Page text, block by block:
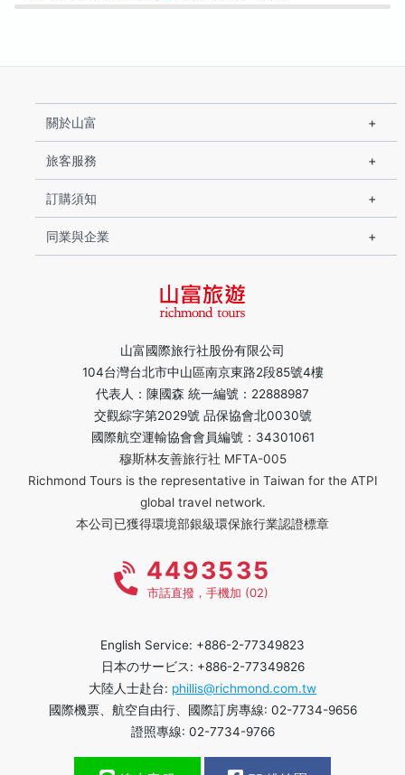
山富國際旅行社股份有限公司
104台灣台北市中山區南京東路2段85號4樓
代表人：陳國森 統一編號：22888987
交觀綜字第2029號 品保協會北0030號
國際航空運輸協會會員編號：34301061
穆斯林友善旅行社 MFTA-005
Richmond Tours is the representative in Taiwan for the ATPI
global travel network.
本公司已獲得環境部銀級環保旅行業認證標章
關於山富
旅客服務
訂購須知
同業與企業
4493535
市話直撥，手機加 (02)
English Service: +886-2-77349823
日本のサービス: +886-2-77349826
大陸人士赴台: phillis@richmond.com.tw
國際機票、航空自由行、國際訂房專線: 02-7734-9656
證照專線: 02-7734-9766